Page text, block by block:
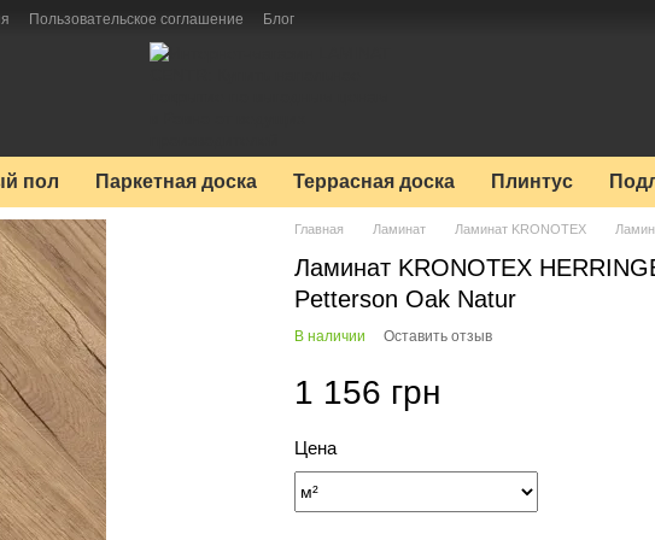
Пользовательское соглашение Блог
пол Паркетная доска Террасная доска Плинтус
Главная Ламинат Ламинат KRONOTEX
Ламинат KRONOTEX
Petterson Oak Natur
В наличии Оставить отзыв
1 156 грн
Цена